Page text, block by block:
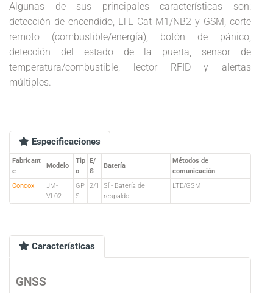
Algunas de sus principales características son:
detección de encendido, LTE Cat M1/NB2 y GSM, corte
remoto (combustible/energía), botón de pánico,
detección del estado de la puerta, sensor de
temperatura/combustible, lector RFID y alertas
múltiples.
Especificaciones
Fabricant
e
Modelo
Tip
o
E/
S
Batería
Métodos de
comunicación
Concox
JM-
VL02
GP
S
2/1
Sí - Batería de
respaldo
LTE/GSM
Características
GNSS